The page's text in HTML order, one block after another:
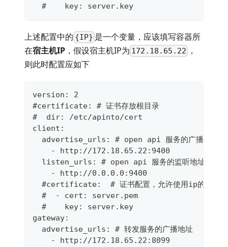
  #    key: server.key
上述配置中的 {IP} 是一个变量，应该填写容器所
在宿主机IP ，假设宿主机IP为 172.18.65.22
，
则此时配置应如下
version: 2
#certificate: # 证书存放根目录
#  dir: /etc/apinto/cert
client:
  advertise_urls: # open api 服务的广播地址
    - http://172.18.65.22:9400
  listen_urls: # open api 服务的监听地址
    - http://0.0.0.0:9400
#certificate:  # 证书配置，允许使用ip的自签
  #  - cert: server.pem
  #    key: server.key
gateway:
  advertise_urls: # 转发服务的广播地址
    - http://172.18.65.22:8099